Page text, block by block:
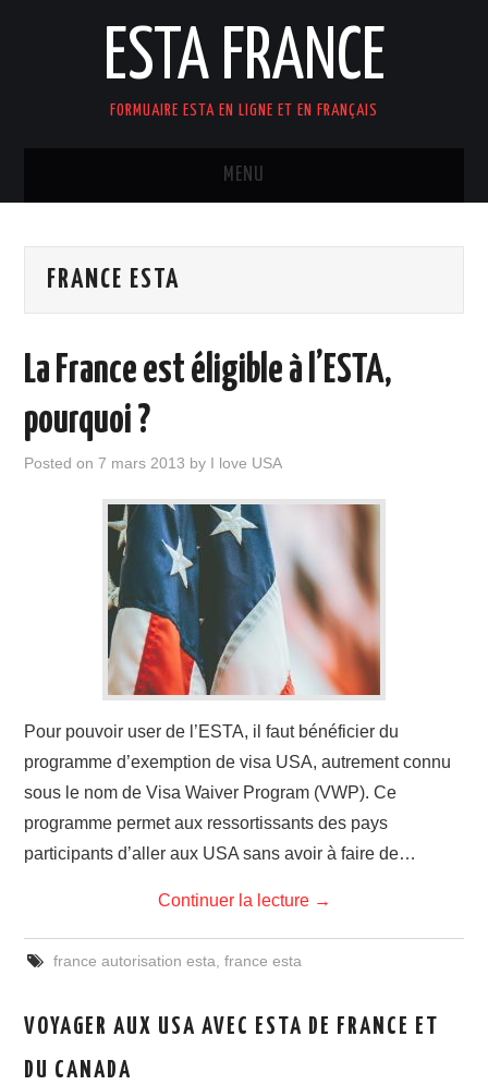
ESTA FRANCE
FORMUAIRE ESTA EN LIGNE ET EN FRANÇAIS
MENU
FRANCE ESTA
La France est éligible à l’ESTA,
pourquoi ?
Posted on7 mars 2013 by I love USA
Pour pouvoir user de l’ESTA, il faut bénéficier du
programme d’exemption de visa USA, autrement connu
sous le nom de Visa Waiver Program (VWP). Ce
programme permet aux ressortissants des pays
participants d’aller aux USA sans avoir à faire de…
Continuer la lecture →
france autorisation esta france esta
VOYAGER AUX USA AVEC ESTA DE FRANCE ET
DU CANADA